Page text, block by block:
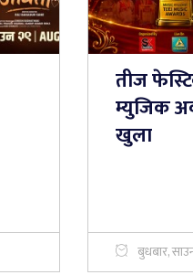
तीज
म्युजिक
खुला
बुधबार,